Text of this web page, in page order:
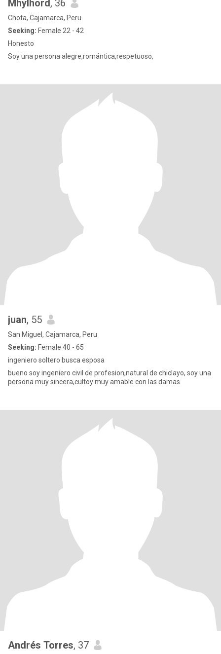
Mhylhord, 36
Chota, Cajamarca, Peru
Seeking: Female 22 - 42
Honesto
Soy una persona alegre,romántica,respetuoso,
juan, 55
San Miguel, Cajamarca, Peru
Seeking: Female 40 - 65
ingeniero soltero busca esposa
bueno soy ingeniero civil de profesion,natural de chiclayo, soy una
persona muy sincera,cultoy muy amable con las damas
Andrés Torres, 37